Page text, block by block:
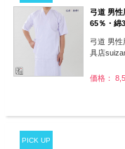
弓道 男
65％・綿
弓道 男
具店
価格：
PICK UP